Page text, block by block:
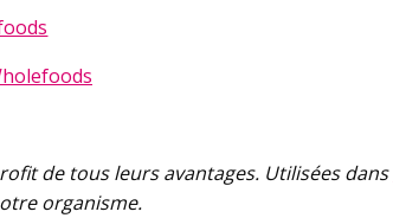
de tous leurs avantages. Utilisées dans
organisme.